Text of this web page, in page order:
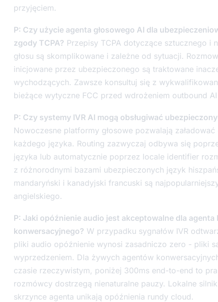
przyjęciem.
P: Czy użycie agenta głosowego AI dla
zgody TCPA? Przepisy TCPA dotyczące sztucznego i
głosu są skomplikowane i zależne od sytuacji.
inicjowane przez ubezpieczonego są traktowane
wychodzących. Zawsze konsultuj się z
bieżące wytyczne FCC przed wdrożeniem outbound
P: Czy systemy IVR AI mogą obsługiwać
Nowoczesne platformy głosowe pozwalają
każdego języka. Routing zazwyczaj odbywa się
języka lub automatycznie poprzez locale identifier
z różnorodnymi bazami ubezpieczonych język
mandaryński i kanadyjski francuski są
angielskiego.
P: Jaki opóźnienie audio jest akceptowalne dla agenta
konwersacyjnego? W przypadku sygnałów IVR
pliki audio opóźnienie wynosi zasadniczo zero - pliki
wyprzedzeniem. Dla żywych agentów
czasie rzeczywistym, poniżej 300ms end-to-end to
rozmówcy dostrzegą nienaturalne pauzy. Lokalne
skrzynce agenta unikają opóźnienia rundy cloud.